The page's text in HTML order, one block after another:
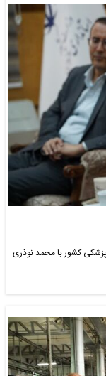
کشور با محمد نوذری